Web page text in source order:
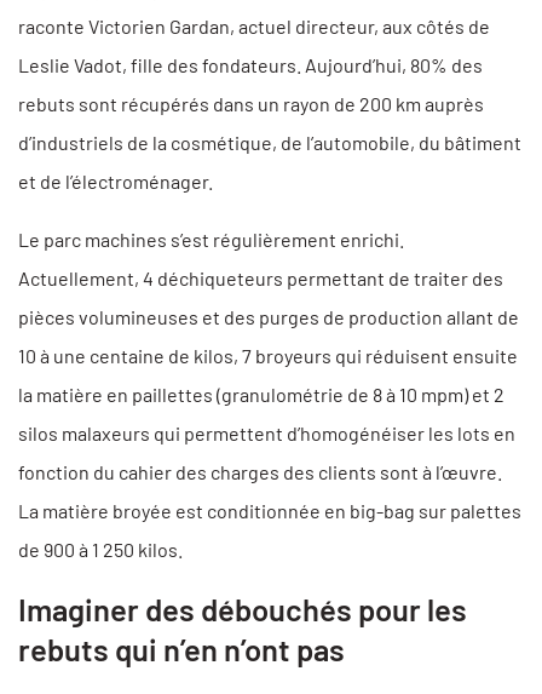
raconte Victorien Gardan, actuel directeur, aux côtés de
Leslie Vadot, fille des fondateurs. Aujourd’hui, 80% des
rebuts sont récupérés dans un rayon de 200 km auprès
d’industriels de la cosmétique, de l’automobile, du bâtiment
et de l’électroménager.
Le parc machines s’est régulièrement enrichi.
Actuellement, 4 déchiqueteurs permettant de traiter des
pièces volumineuses et des purges de production allant de
10 à une centaine de kilos, 7 broyeurs qui réduisent ensuite
la matière en paillettes (granulométrie de 8 à 10 mpm) et 2
silos malaxeurs qui permettent d’homogénéiser les lots en
fonction du cahier des charges des clients sont à l’œuvre.
La matière broyée est conditionnée en big-bag sur palettes
de 900 à 1 250 kilos.
Imaginer des débouchés pour les
rebuts qui n’en n’ont pas